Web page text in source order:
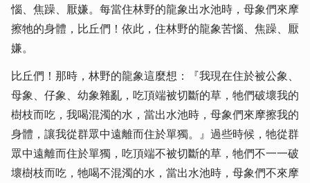
惱、焦躁、厭嫌。每當住林野的龍象出水池時，母象們來摩
擦牠的身體，比丘們！依此，住林野的龍象苦惱、焦躁、厭
嫌。
比丘們！那時，林野的龍象這麼想：『我現在住於被公象、
母象、仔象、幼象雜亂，吃頂端被切斷的草，牠們破壞我的
樹枝而吃，我喝混濁的水，當出水池時，母象們來摩擦我的
身體，讓我從群眾中遠離而住於單獨。』過些時候，牠從群
眾中遠離而住於單獨，吃頂端不被切斷的草，牠們不一一破
壞樹枝而吃，牠喝不混濁的水，當出水池時，母象們不來摩